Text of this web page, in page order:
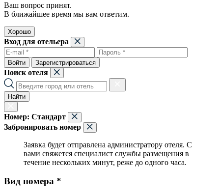
Ваш вопрос принят.
В ближайшее время мы вам ответим.
Хорошо
Вход для отельера
Войти Зарегистрироваться
Поиск отеля
Найти
Номер: Стандарт
Забронировать номер
Заявка будет отправлена администратору отеля. С
вами свяжется специалист службы размещения в
течение нескольких минут, реже до одного часа.
Вид номера *